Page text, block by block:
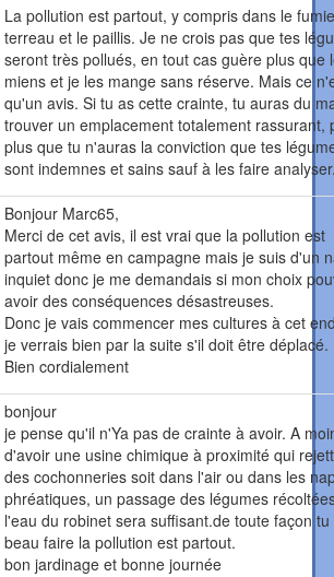
La pollution est partout, y compris dans le
terreau et le paillis. Je ne crois pas que tes
seront très pollués, en tout cas guère plus que
miens et je les mange sans réserve. Mais ce
qu'un avis. Si tu as cette crainte, tu auras du
trouver un emplacement totalement rassurant,
plus que tu n'auras la conviction que tes
sont indemnes et sains sauf à les faire
Bonjour Marc65,
Merci de cet avis, il est vrai que la pollution est
partout même en campagne mais je suis d'un
inquiet donc je me demandais si mon choix
avoir des conséquences désastreuses.
Donc je vais commencer mes cultures à cet
je verrais bien par la suite s'il doit être déplacé.
Bien cordialement
bonjour
je pense qu'il n'Ya pas de crainte à avoir. A
d'avoir une usine chimique à proximité qui
des cochonneries soit dans l'air ou dans les
phréatiques, un passage des légumes
l'eau du robinet sera suffisant.de toute façon
beau faire la pollution est partout.
bon jardinage et bonne journée